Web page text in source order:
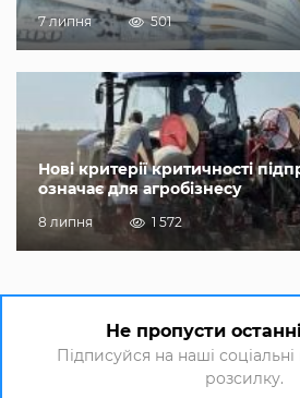
7 липня 501
Нові критерії критичності
означає для агробізнесу
8 липня 1 572
Не пропусти
Підписуйся на наші
розсилку.